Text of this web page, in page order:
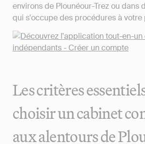
environs de Plounéour-Trez ou dans
qui s'occupe des procédures à votre
Les critères
choisir un cabinet
aux alentours de